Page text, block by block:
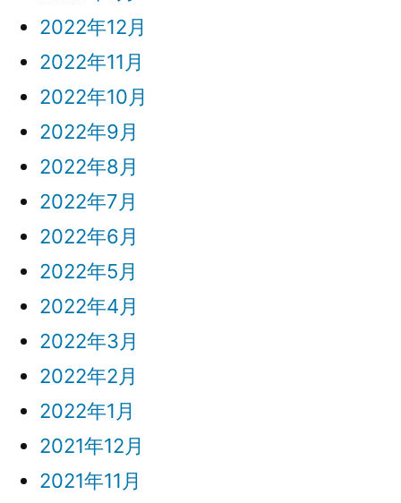
2022年12月
2022年11月
2022年10月
2022年9月
2022年8月
2022年7月
2022年6月
2022年5月
2022年4月
2022年3月
2022年2月
2022年1月
2021年12月
2021年11月